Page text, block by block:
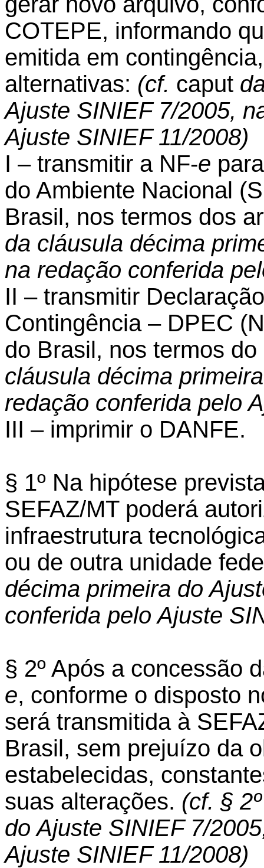
COTEPE, informando
emitida em
alternativas: (cf. caput
Ajuste SINIEF 7/2005,
Ajuste SINIEF 11/2008)
I – transmitir a NF-e
do Ambiente Nacional
Brasil, nos termos dos
da cláusula décima
na redação conferida
II – transmitir
Contingência – DPEC
do Brasil, nos termos
cláusula décima
redação conferida pelo
III – imprimir o DANFE.
§ 1º Na hipótese
SEFAZ/MT poderá
infraestrutura
ou de outra unidade
décima primeira do
conferida pelo Ajuste
§ 2º Após a concessão
e, conforme o disposto
será transmitida à
Brasil, sem prejuízo da
estabelecidas,
suas alterações. (cf. §
do Ajuste SINIEF 7/
Ajuste SINIEF 11/2008)